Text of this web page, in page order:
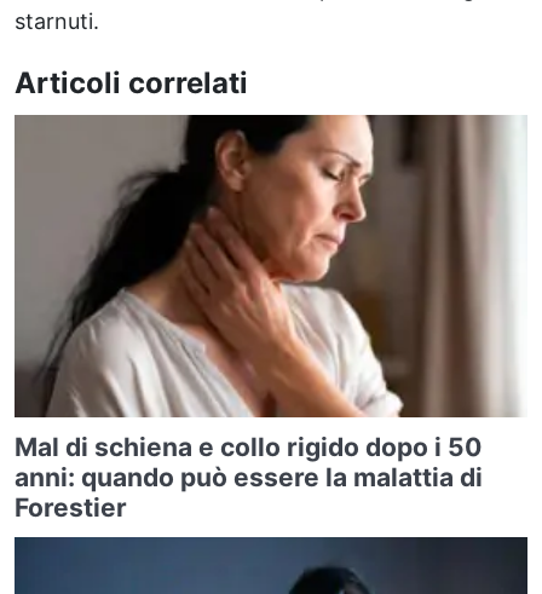
starnuti.
Articoli correlati
Mal di schiena e collo rigido dopo i 50
anni: quando può essere la malattia di
Forestier